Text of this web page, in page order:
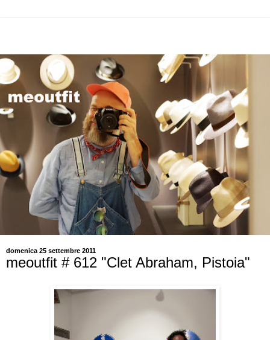
domenica 25 settembre 2011
meoutfit # 612 "Clet Abraham, Pistoia"